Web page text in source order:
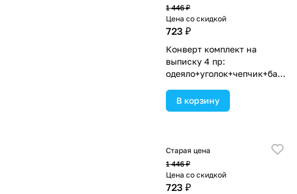
1 446 ₽
Цена со скидкой
723 ₽
Конверт комплект на
выписку 4 пр:
одеяло+уголок+чепчик+бант
ассортименте.
В корзину
Старая цена
1 446 ₽
Цена со скидкой
723 ₽